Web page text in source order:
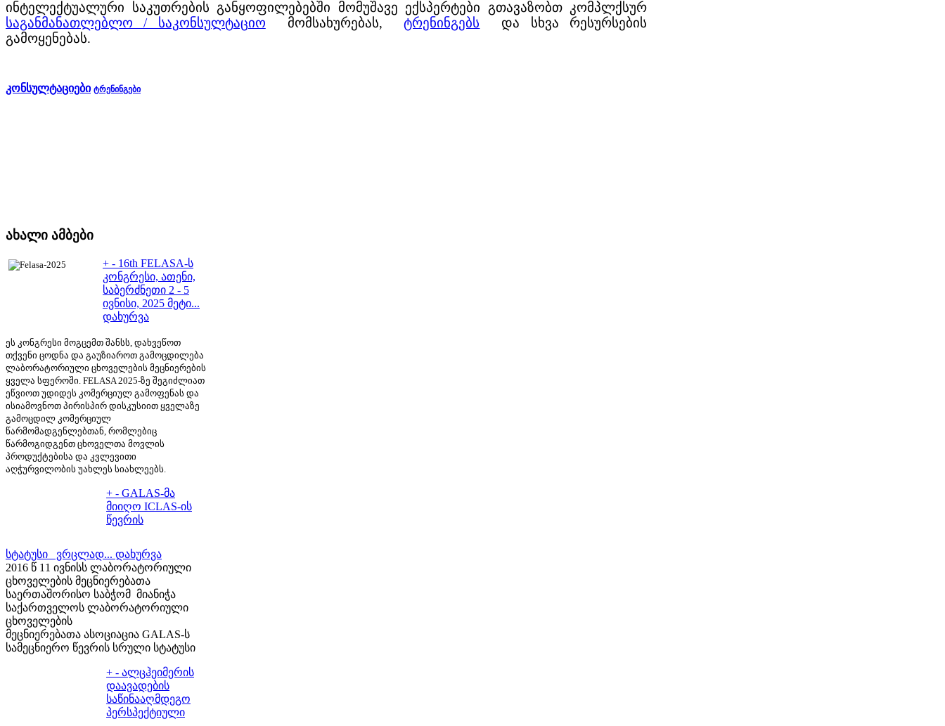
ინტელექტუალური საკუთრების განყოფილებებში მომუშავე ექსპერტები გთავაზობთ კომპლქსურ
საგანმანათლებლო / საკონსულტაციო მომსახურებას,ტრენინგებს და სხვა რესურსების
გამოყენებას.
კონსულტაციები ტრენინგები
ახალი ამბები
+ - 16th FELASA-ს
კონგრესი, ათენი,
საბერძნეთი 2 - 5
ივნისი, 2025 მეტი...
დახურვა
ეს კონგრესი მოგცემთ შანსს, დახვეწოთ
თქვენი ცოდნა და გაუზიაროთ გამოცდილება
ლაბორატორიული ცხოველების მეცნიერების
ყველა სფეროში. FELASA 2025-ზე შეგიძლიათ
ეწვიოთ უდიდეს კომერციულ გამოფენას და
ისიამოვნოთ პირისპირ დისკუსიით ყველაზე
გამოცდილ კომერციულ
წარმომადგენლებთან, რომლებიც
წარმოგიდგენთ ცხოველთა მოვლის
პროდუქტებისა და კვლევითი
აღჭურვილობის უახლეს სიახლეებს.
+ - GALAS-მა
მიიღო ICLAS-ის
წევრის
სტატუსი ვრცლად... დახურვა
2016 წ 11 ივნისს ლაბორატორიული
ცხოველების მეცნიერებათა
საერთაშორისო საბჭომ მიანიჭა
საქართველოს ლაბორატორიული
ცხოველების
მეცნიერებათა ასოციაცია GALAS-ს
სამეცნიერო წევრის სრული სტატუსი
+ - ალცჰეიმერის
დაავადების
საწინააღმდეგო
პერსპექტიული